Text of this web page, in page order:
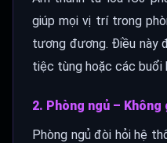
giúp mọi vị trí trong
tương đương. Điều này
tiệc tùng hoặc các buổi
2. Phòng ngủ –
Phòng ngủ đòi hỏi hệ